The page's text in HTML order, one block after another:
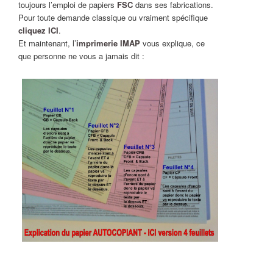
toujours l’emploi de papiers FSCdans ses fabrications.
Pour toute demande classique ou vraiment spécifique
cliquez ICI.
Et maintenant, l’imprimerie IMAPvous explique, ce
que personne ne vous a jamais dit :